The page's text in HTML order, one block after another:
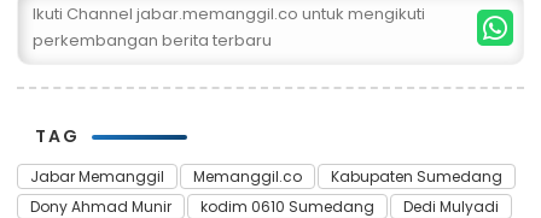
Ikuti Channel jabar.memanggil.co untuk mengikuti
perkembangan berita terbaru
TAG
Jabar Memanggil Memanggil.co
Kabupaten Sumedang
Dony Ahmad Munir
kodim 0610 Sumedang
Dedi Mulyadi